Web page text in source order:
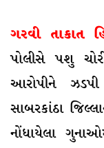
ગરવી તાકાત
પોલીસે પશુ
આરોપીને
સાબરકાંઠા
નોંધાયેલા